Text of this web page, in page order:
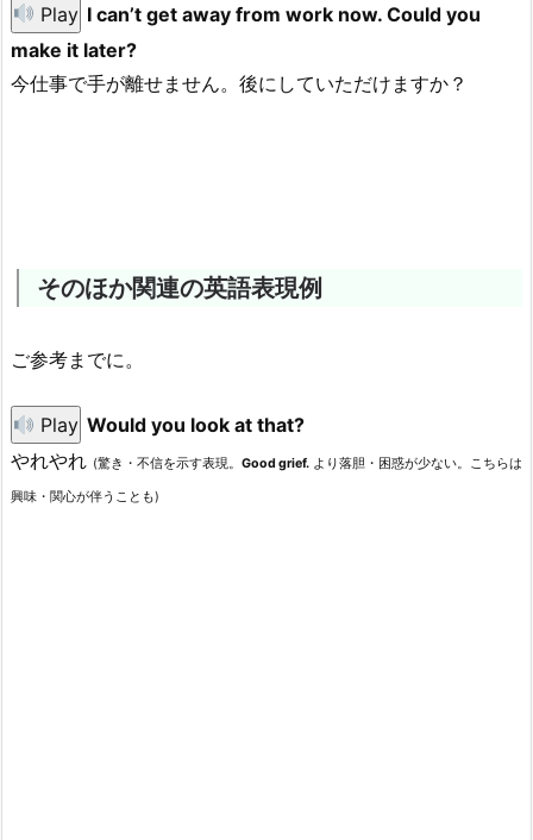
Play I can’t get away from work now. Could you
make it later?
今仕事で手が離せません。後にしていただけますか？
そのほか関連の英語表現例
ご参考までに。
Play Would you look at that?
やれやれ (驚き・不信を示す表現。 Good grief. より落胆・困惑が少ない。こちらは
興味・関心が伴うことも)